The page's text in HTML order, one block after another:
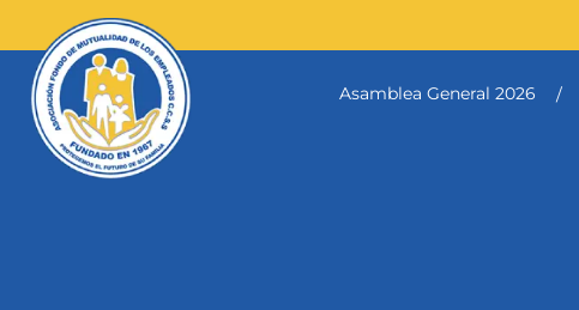
to
content
Asamblea General 2026